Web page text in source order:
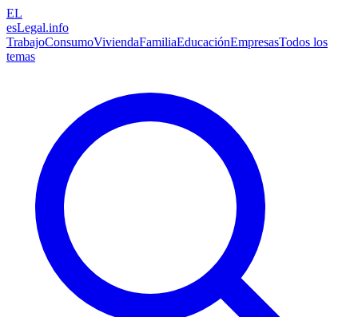
EL
esLegal.info
TrabajoConsumoViviendaFamiliaEducaciónEmpresasTodos los
temas